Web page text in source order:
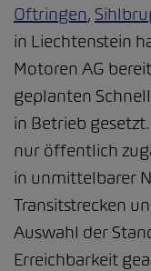
Oftringen,
in Liechtenstein
Motoren AG
geplanten
in Betrieb
nur öffentlich
in unmittelbarer
Transitstrecken
Auswahl der
Erreichbarkeit